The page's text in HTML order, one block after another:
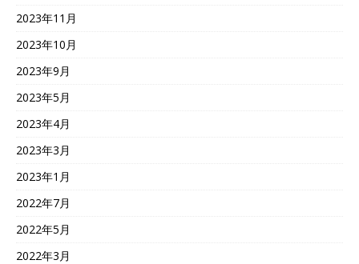
2023年11月
2023年10月
2023年9月
2023年5月
2023年4月
2023年3月
2023年1月
2022年7月
2022年5月
2022年3月